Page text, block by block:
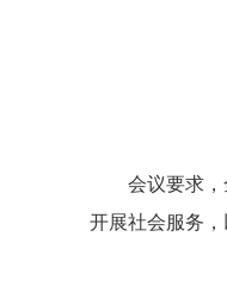
会议要求
开展社会服务